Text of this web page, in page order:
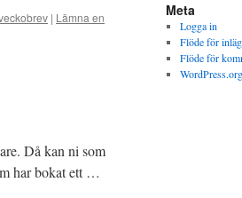
| Lämna en
Då kan ni som
har bokat ett …
Meta
Logga in
Flöde för
Flöde för
WordPress.org